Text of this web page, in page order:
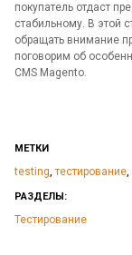
покупатель отдаст
стабильному. В этой
обращать внимание
поговорим об
CMS Magento.
МЕТКИ
testing, тестирование,
РАЗДЕЛЫ:
Тестирование